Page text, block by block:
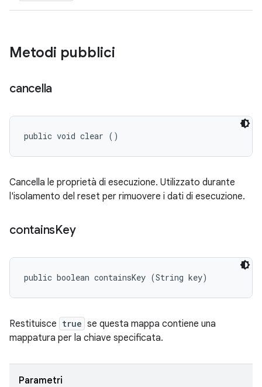
Metodi pubblici
cancella
public void clear ()
Cancella le proprietà di esecuzione. Utilizzato durante
l'isolamento del reset per rimuovere i dati di esecuzione.
containsKey
public boolean containsKey (String key)
Restituisce true se questa mappa contiene una
mappatura per la chiave specificata.
Parametri